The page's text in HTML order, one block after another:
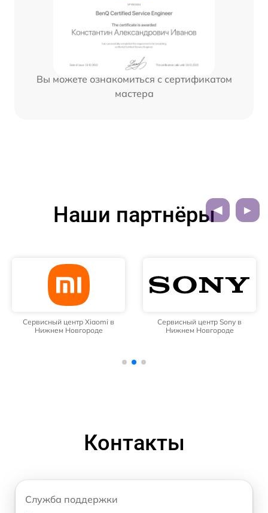
Вы можете ознакомиться с сертификатом
мастера
Наши партнёры
Сервисный центр Xiaomi в
Нижнем Новгороде
Сервисный центр Sony в
Нижнем Новгороде
Контакты
Служба поддержки